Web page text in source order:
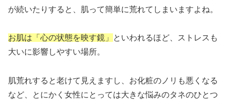
が続いたりすると、肌って簡単に荒れてしまいますよね。
お肌は「心の状態を映す鏡」
といわれるほど、ストレスも
大いに影響しやすい場所。
肌荒れすると老けて見えますし、お化粧のノリも悪くなる
など、とにかく女性にとっては大きな悩みのタネのひとつ